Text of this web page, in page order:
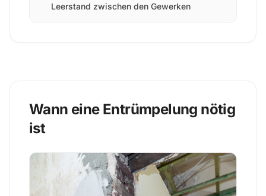
Leerstand zwischen den Gewerken
Wann eine Entrümpelung nötig
ist